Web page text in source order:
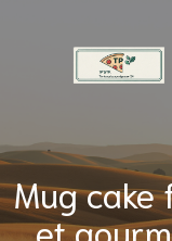
Mug cake
et